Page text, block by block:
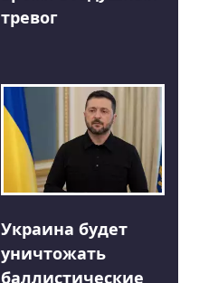
тревог
Украина будет
уничтожать
баллистические